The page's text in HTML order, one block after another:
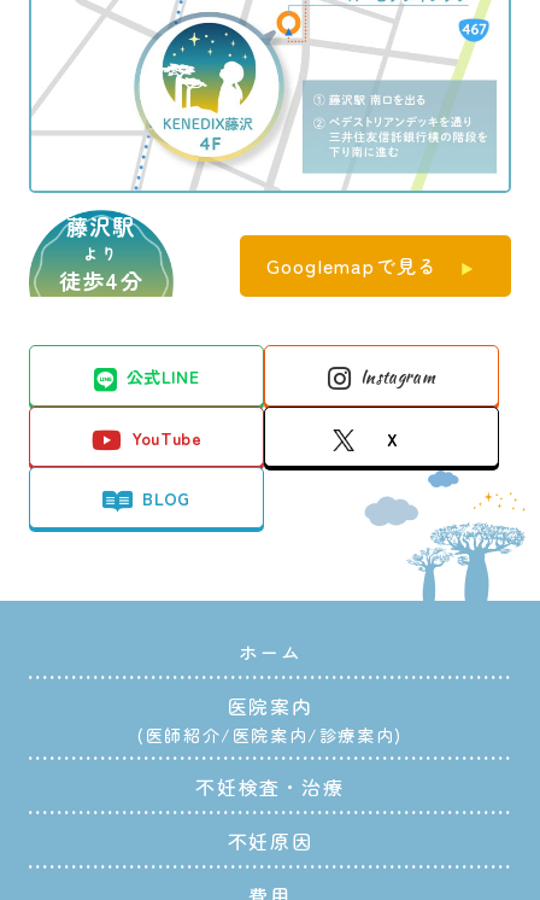
藤沢駅
より
徒歩4分 Googlemapで見る
公式LINE Instagram
YouTube X
BLOG
ホーム
医院案内
医師紹介 医院案内 診療案内
不妊検査・治療
不妊原因